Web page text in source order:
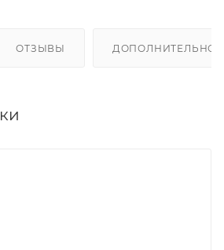
ОТЗЫВЫ ДОПОЛНИТЕЛЬНО